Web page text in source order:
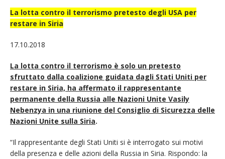
La lotta contro il terrorismo pretesto degli USA per
restare in Siria
17.10.2018
La lotta contro il terrorismo è solo un pretesto
sfruttato dalla coalizione guidata dagli Stati Uniti per
restare in Siria, ha affermato il rappresentante
permanente della Russia alle Nazioni Unite Vasily
Nebenzya in una riunione del Consiglio di Sicurezza delle
Nazioni Unite sulla Siria.
“Il rappresentante degli Stati Uniti si è interrogato sui motivi
della presenza e delle azioni della Russia in Siria. Rispondo: la